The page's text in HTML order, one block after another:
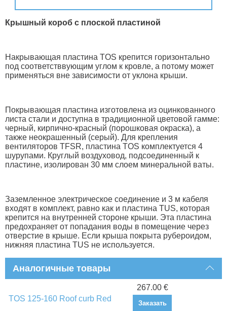
Крышный короб с плоской пластиной
Накрывающая пластина TOS крепится горизонтально
под соответстввующим углом к кровле, а потому может
применяться вне зависимости от уклона крыши.
Покрывающая пластина изготовлена из оцинкованного
листа стали и доступна в традиционной цветовой гамме:
черный, кирпично-красный (порошковая окраска), а
также неокрашенный (серый). Для крепления
вентиляторов TFSR, пластина TOS комплектуется 4
шурупами. Круглый воздуховод, подсоединенный к
пластине, изолирован 30 мм слоем минеральной ваты.
Заземленное электрическое соединение и 3 м кабеля
входят в комплект, равно как и пластина TUS, которая
крепится на внутренней стороне крыши. Эта пластина
предохраняет от попадания воды в помещение через
отверстие в крыше. Если крыша покрыта рубероидом,
нижняя пластина TUS не используется.
Аналогичные товары
TOS 125-160 Roof curb Red
267.00 €
Заказать